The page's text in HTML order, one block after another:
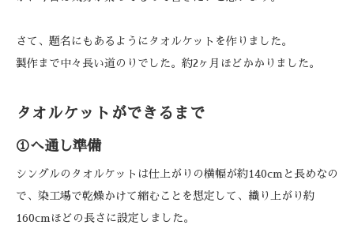
さて、題名にもあるようにタオルケットを作りました。
製作まで中々長い道のりでした。約2ヶ月ほどかかりました。
タオルケットができるまで
①へ通し準備
シングルのタオルケットは仕上がりの横幅が約140cmと長めなの
で、染工場で乾燥かけて縮むことを想定して、織り上がり約
160cmほどの長さに設定しました。